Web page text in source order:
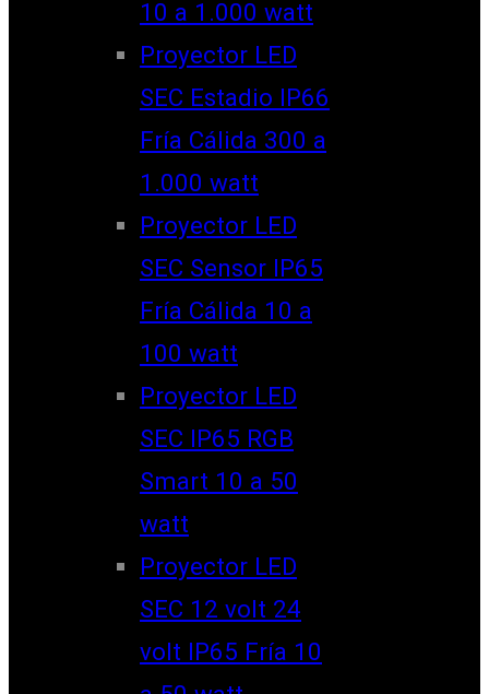
10 a 1.000 watt
Proyector LED
SEC Estadio IP66
Fría Cálida 300 a
1.000 watt
Proyector LED
SEC Sensor IP65
Fría Cálida 10 a
100 watt
Proyector LED
SEC IP65 RGB
Smart 10 a 50
watt
Proyector LED
SEC 12 volt 24
volt IP65 Fría 10